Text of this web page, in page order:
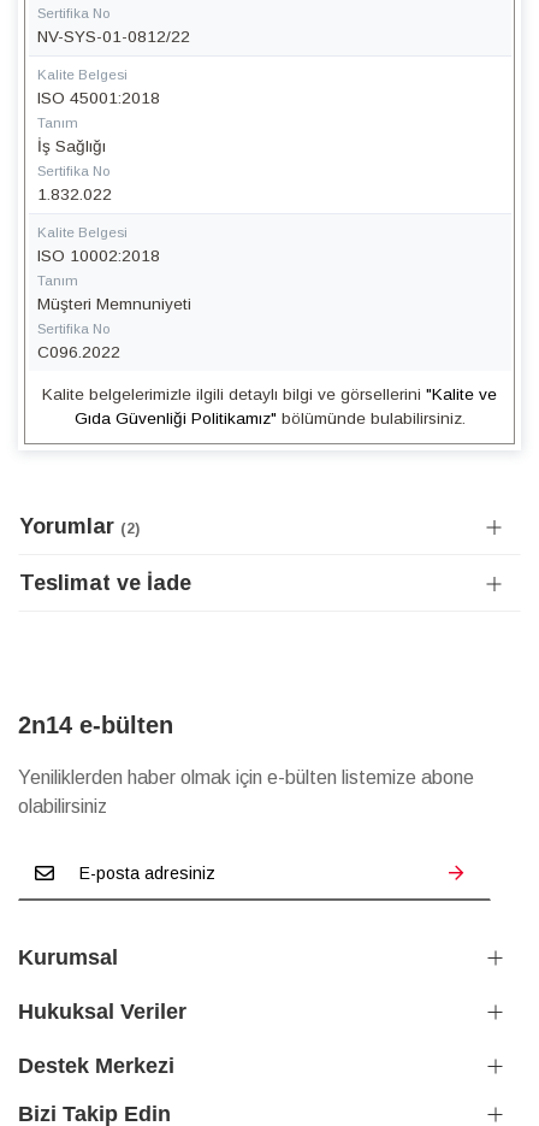
Sertifika No
NV-SYS-01-0812/22
Kalite Belgesi
ISO 45001:2018
Tanım
İş Sağlığı
Sertifika No
1.832.022
Kalite Belgesi
ISO 10002:2018
Tanım
Müşteri Memnuniyeti
Sertifika No
C096.2022
Kalite belgelerimizle ilgili detaylı bilgi ve görsellerini "Kalite ve
Gıda Güvenliği Politikamız" bölümünde bulabilirsiniz.
Yorumlar 2
Teslimat ve İade
2n14 e-bülten
Yeniliklerden haber olmak için e-bülten listemize abone
olabilirsiniz
Kurumsal
Hukuksal Veriler
Bizi Takip Edin
Destek Merkezi